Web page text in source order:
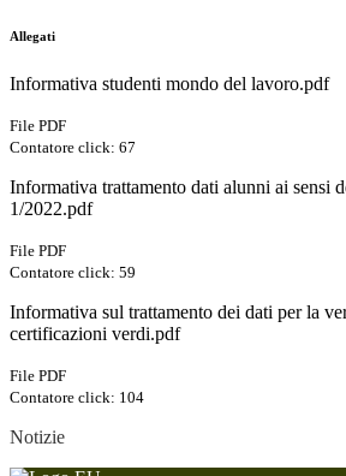
Allegati
Informativa studenti mondo del lavoro.pdf
File PDF
Contatore click: 67
Informativa trattamento dati alunni ai sensi
1/2022.pdf
File PDF
Contatore click: 59
Informativa sul trattamento dei dati per la
certificazioni verdi.pdf
File PDF
Contatore click: 104
Notizie